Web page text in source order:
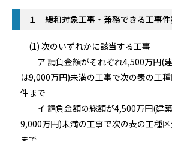
１ 緩和対象工事・兼務できる工事
(1) 次のいずれかに該当する工事
ア 請負金額がそれぞれ4,500万円(建
は9,000万円)未満の工事で次の表の工
件まで
イ 請負金額の総額が4,500万円(建
9,000万円)未満の工事で次の表の工種